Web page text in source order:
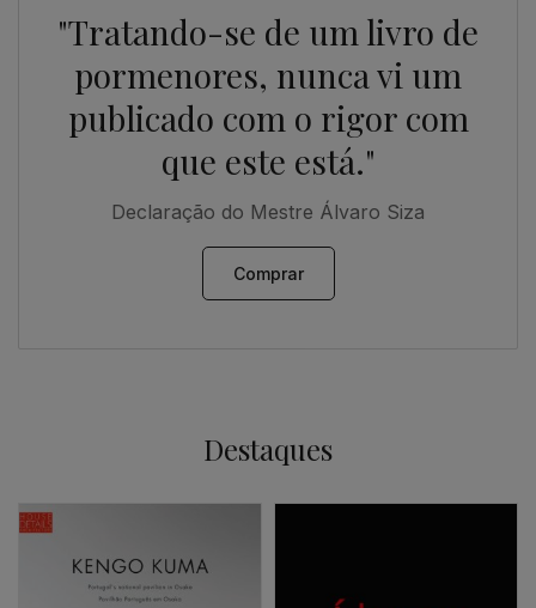
"Tratando-se de um livro de
pormenores, nunca vi um
publicado com o rigor com
que este está."
Declaração do Mestre Álvaro Siza
Comprar
Destaques